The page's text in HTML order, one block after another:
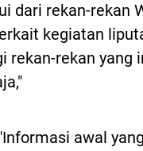
dari rekan-rekan
kegiatan
rekan-rekan yang
awal